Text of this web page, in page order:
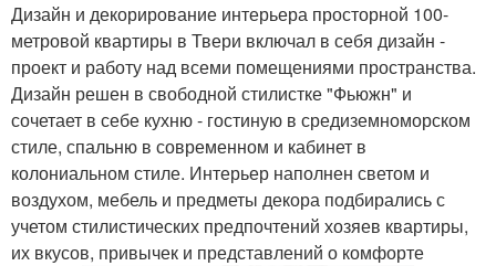
Дизайн и декорирование интерьера просторной 100-
метровой квартиры в Твери включал в себя дизайн -
проект и работу над всеми помещениями пространства.
Дизайн решен в свободной стилистке "Фьюжн" и
сочетает в себе кухню - гостиную в средиземноморском
стиле, спальню в современном и кабинет в
колониальном стиле. Интерьер наполнен светом и
воздухом, мебель и предметы декора подбирались с
учетом стилистических предпочтений хозяев квартиры,
их вкусов, привычек и представлений о комфорте